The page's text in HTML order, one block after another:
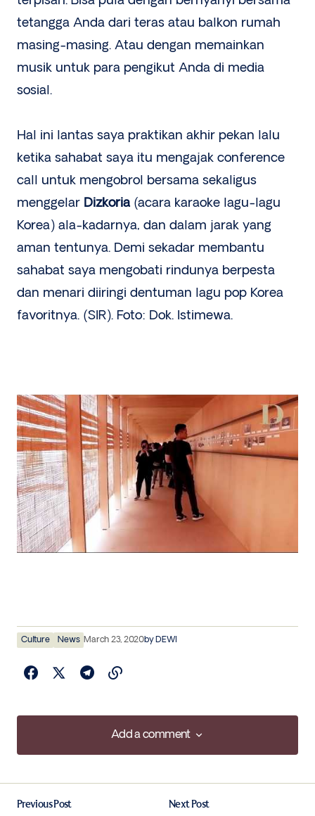
tetangga Anda dari teras atau balkon rumah
masing-masing. Atau dengan memainkan
musik untuk para pengikut Anda di media
sosial.
Hal ini lantas saya praktikan akhir pekan lalu
ketika sahabat saya itu mengajak conference
call untuk mengobrol bersama sekaligus
menggelar Dizkoria (acara karaoke lagu-lagu
Korea) ala-kadarnya, dan dalam jarak yang
aman tentunya. Demi sekadar membantu
sahabat saya mengobati rindunya berpesta
dan menari diiringi dentuman lagu pop Korea
favoritnya. (SIR). Foto: Dok. Istimewa.
Culture News March 23, 2020by DEWI
Add a comment
Add a comment
Previous Post
Next Post